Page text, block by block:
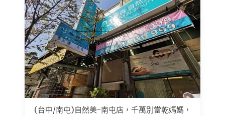
(台中/南屯)自然美-南屯店，千萬別當乾媽媽，